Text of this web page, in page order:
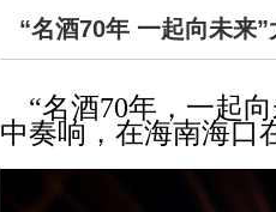
“名酒70年 一起向未来
“名酒70年，一起
中奏响，在海南海口